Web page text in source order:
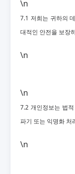
\n
7.1 저희는 귀하의
대적인 안전을 보장
\n
\n
7.2 개인정보는 법
파기 또는 익명화 처
\n